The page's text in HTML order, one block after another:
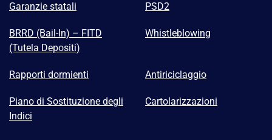
Garanzie statali PSD2
BRRD (Bail-In) – FITD
(Tutela Depositi)
Whistleblowing
Rapporti dormienti Antiriciclaggio
Piano di Sostituzione degli
Indici
Cartolarizzazioni